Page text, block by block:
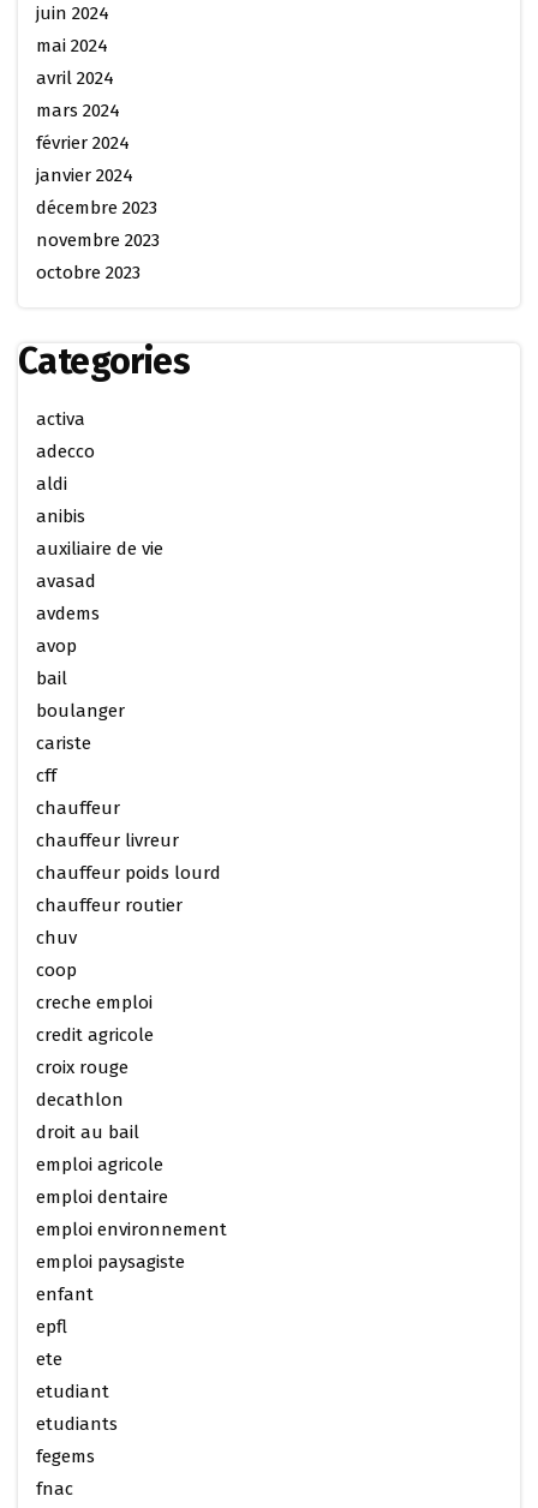
juin 2024
mai 2024
avril 2024
mars 2024
février 2024
janvier 2024
décembre 2023
novembre 2023
octobre 2023
Categories
activa
adecco
aldi
anibis
auxiliaire de vie
avasad
avdems
avop
bail
boulanger
cariste
cff
chauffeur
chauffeur livreur
chauffeur poids lourd
chauffeur routier
chuv
coop
creche emploi
credit agricole
croix rouge
decathlon
droit au bail
emploi agricole
emploi dentaire
emploi environnement
emploi paysagiste
enfant
epfl
ete
etudiant
etudiants
fegems
fnac